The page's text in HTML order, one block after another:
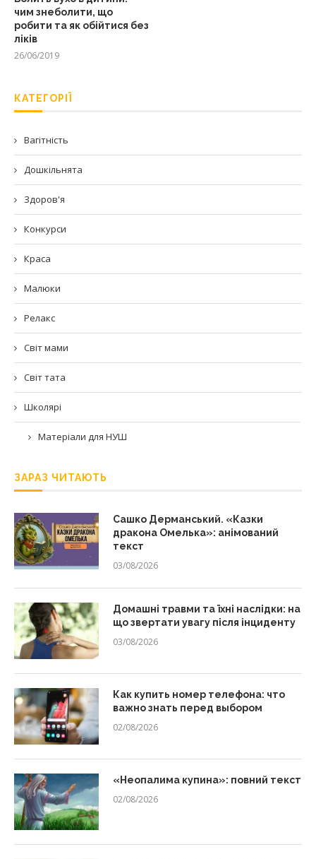
чим знеболити, що
робити та як обійтися без
ліків
26/06/2019
КАТЕГОРІЇ
Вагітність
Дошкільнята
Здоров'я
Конкурси
Краса
Малюки
Релакс
Світ мами
Світ тата
Школярі
Матеріали для НУШ
ЗАРАЗ ЧИТАЮТЬ
Сашко Дерманський. «Казки
дракона Омелька»: анімований
текст
03/08/2026
Домашні травми та їхні наслідки: на
що звертати увагу після інциденту
03/08/2026
Как купить номер телефона: что
важно знать перед выбором
02/08/2026
«Неопалима купина»: повний текст
02/08/2026